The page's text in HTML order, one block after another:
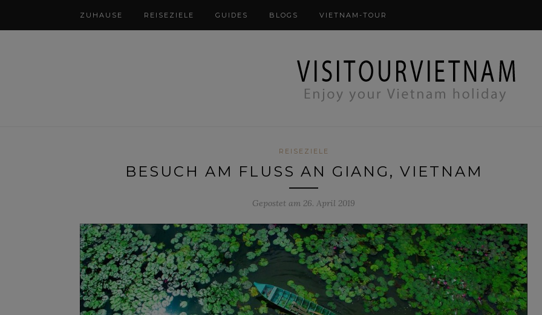
ZUHAUSE REISEZIELE GUIDES BLOGS VIETNAM-TOUR
REISEZIELE
BESUCH AM FLUSS AN GIANG, VIETNAM
Gepostet am 26. April 2019